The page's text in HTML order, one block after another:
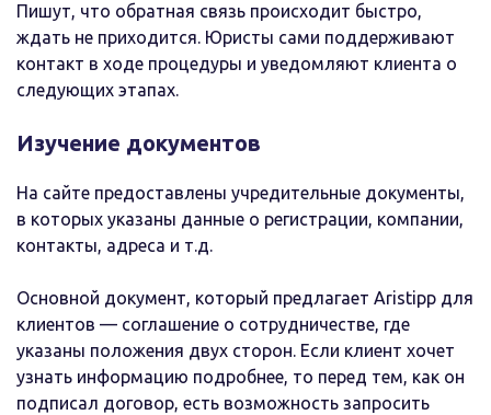
Пишут, что обратная связь происходит быстро,
ждать не приходится. Юристы сами поддерживают
контакт в ходе процедуры и уведомляют клиента о
следующих этапах.
Изучение документов
На сайте предоставлены учредительные документы,
в которых указаны данные о регистрации, компании,
контакты, адреса и т.д.
Основной документ, который предлагает Aristipp для
клиентов — соглашение о сотрудничестве, где
указаны положения двух сторон. Если клиент хочет
узнать информацию подробнее, то перед тем, как он
подписал договор, есть возможность запросить